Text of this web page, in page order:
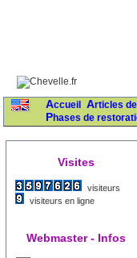
Accueil Articles
Phases de
Visites
visiteurs
visiteurs en ligne
Webmaster - Infos